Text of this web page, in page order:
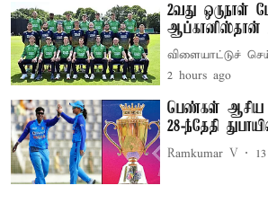
2வது ஒருநாள்
விளையாட்டுச்
2 hours ago
பெண்கள் ஆசிய
28-ந்தேதி
Ramkumar V